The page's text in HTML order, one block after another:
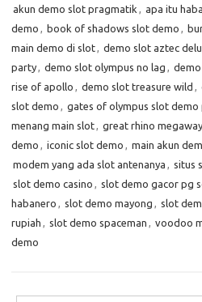
akun demo slot pragmatik , apa itu
demo , book of shadows slot demo ,
main demo di slot, demo slot aztec
party, demo slot olympus no lag ,
rise of apollo , demo slot treasure wild ,
slot demo , gates of olympus slot demo
menang main slot, great rhino
demo , iconic slot demo , main akun
modem yang ada slot antenanya , situs
slot demo casino , slot demo gacor pg
habanero , slot demo mayong , slot
rupiah , slot demo spaceman , voodoo
demo